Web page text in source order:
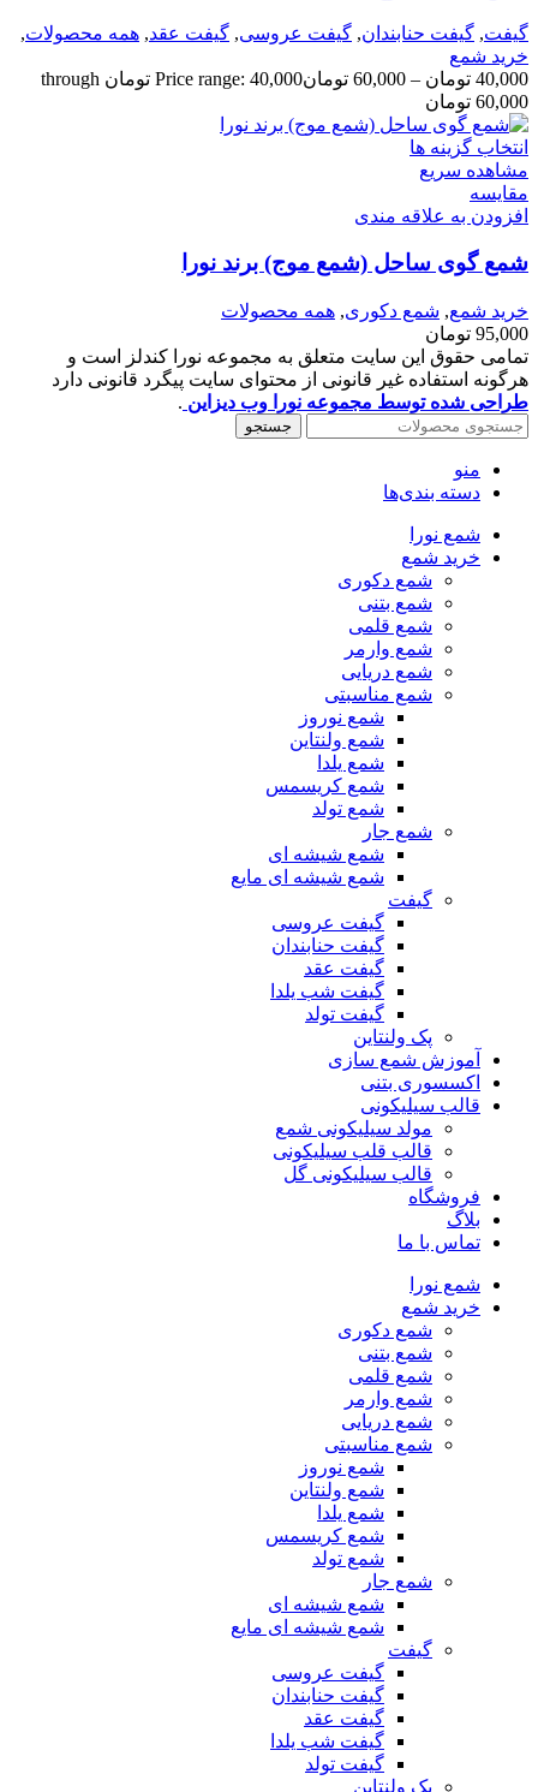
گیفت, گیفت حنابندان, گیفت عروسی, گیفت عقد, همه محصولات,
خرید شمع
40,000 تومان –
60,000 تومان
Price range: 40,000 تومان through
60,000 تومان
انتخاب گزینه ها
مشاهده سریع
مقایسه
افزودن به علاقه مندی
شمع گوی ساحل (شمع موج) برند نورا
خرید شمع, شمع دکوری, همه محصولات
95,000 تومان
تمامی حقوق این سایت متعلق به مجموعه نورا کندلز است و
هرگونه استفاده غیر قانونی از محتوای سایت پیگرد قانونی دارد
طراحی شده توسط مجموعه نورا وب دیزاین .
جستجو
منو
دسته بندی‌ها
شمع نورا
خرید شمع
شمع دکوری
شمع بتنی
شمع قلمی
شمع وارمر
شمع دریایی
شمع مناسبتی
شمع نوروز
شمع ولنتاین
شمع یلدا
شمع کریسمس
شمع تولد
شمع جار
شمع شیشه ای
شمع شیشه ای مایع
گیفت
گیفت عروسی
گیفت حنابندان
گیفت عقد
گیفت شب یلدا
گیفت تولد
پک ولنتاین
آموزش شمع سازی
اکسسوری بتنی
قالب سیلیکونی
مولد سیلیکونی شمع
قالب قلب سیلیکونی
قالب سیلیکونی گل
فروشگاه
بلاگ
تماس با ما
شمع نورا
خرید شمع
شمع دکوری
شمع بتنی
شمع قلمی
شمع وارمر
شمع دریایی
شمع مناسبتی
شمع نوروز
شمع ولنتاین
شمع یلدا
شمع کریسمس
شمع تولد
شمع جار
شمع شیشه ای
شمع شیشه ای مایع
گیفت
گیفت عروسی
گیفت حنابندان
گیفت عقد
گیفت شب یلدا
گیفت تولد
پک ولنتاین